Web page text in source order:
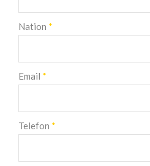
Nation *
Email *
Telefon *